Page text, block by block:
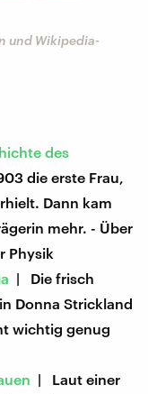
und Wikipedia-
des
die erste Frau,
Dann kam
mehr. - Über
Physik
| Die frisch
Donna Strickland
wichtig genug
| Laut einer